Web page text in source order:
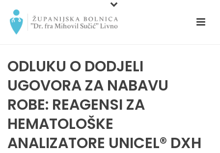
ODLUKU O DODJELI
UGOVORA ZA NABAVU
ROBE: REAGENSI ZA
HEMATOLOŠKE
ANALIZATORE UNICEL® DXH